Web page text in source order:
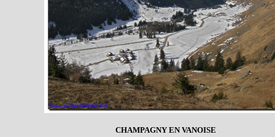
CHAMPAGNY EN VANOISE